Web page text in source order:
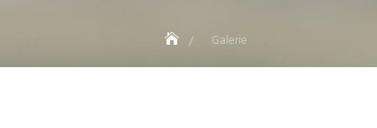
Galerie